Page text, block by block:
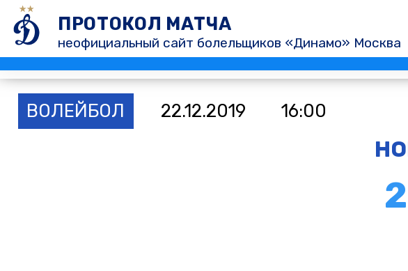
ПРОТОКОЛ МАТЧА
неофициальный сайт болельщиков «Динамо» Москва
ВОЛЕЙБОЛ 22.12.2019 16:00